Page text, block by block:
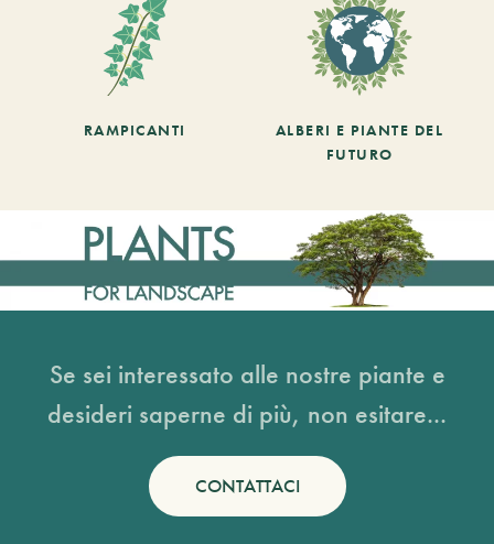
RAMPICANTI
ALBERI E PIANTE DEL
FUTURO
Se sei interessato alle nostre piante e
desideri saperne di più, non esitare...
CONTATTACI